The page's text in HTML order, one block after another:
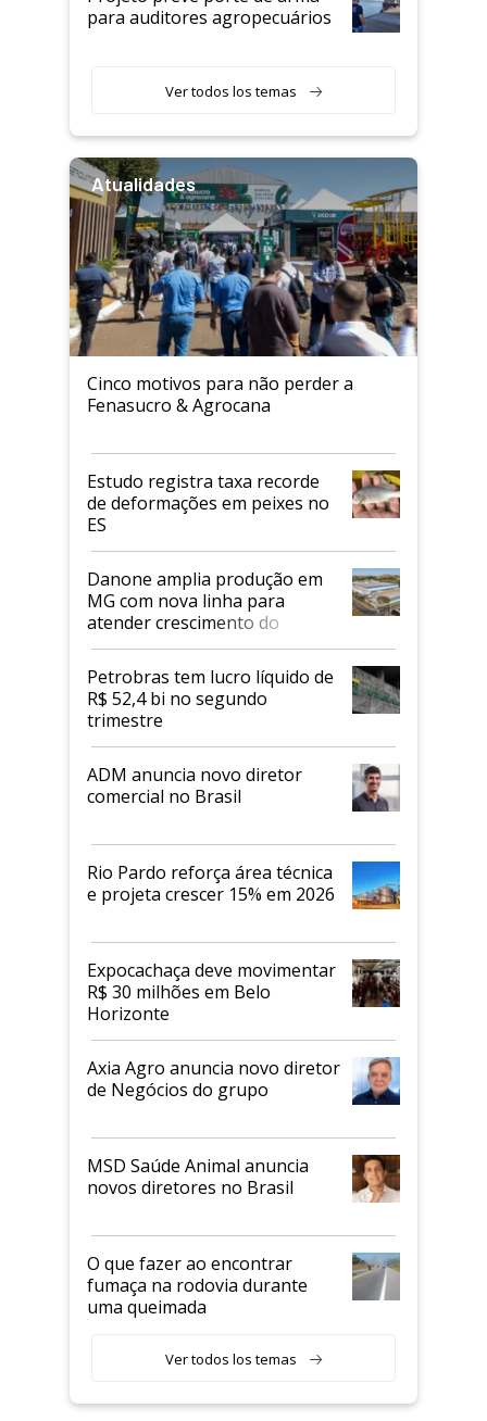
para auditores agropecuários
Ver todos los temas
Atualidades
Cinco motivos para não perder a
Fenasucro & Agrocana
Estudo registra taxa recorde
de deformações em peixes no
ES
Danone amplia produção em
MG com nova linha para
atender crescimento do
mercado de alimentos
proteicos
Petrobras tem lucro líquido de
R$ 52,4 bi no segundo
trimestre
ADM anuncia novo diretor
comercial no Brasil
Rio Pardo reforça área técnica
e projeta crescer 15% em 2026
Expocachaça deve movimentar
R$ 30 milhões em Belo
Horizonte
Axia Agro anuncia novo diretor
de Negócios do grupo
MSD Saúde Animal anuncia
novos diretores no Brasil
O que fazer ao encontrar
fumaça na rodovia durante
uma queimada
Ver todos los temas